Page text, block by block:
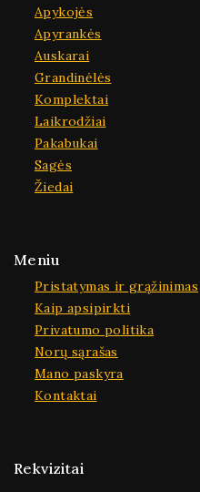
Apykojės
Apyrankės
Auskarai
Grandinėlės
Komplektai
Laikrodžiai
Pakabukai
Sagės
Žiedai
Meniu
Pristatymas ir grąžinimas
Kaip apsipirkti
Privatumo politika
Norų sąrašas
Mano paskyra
Kontaktai
Rekvizitai